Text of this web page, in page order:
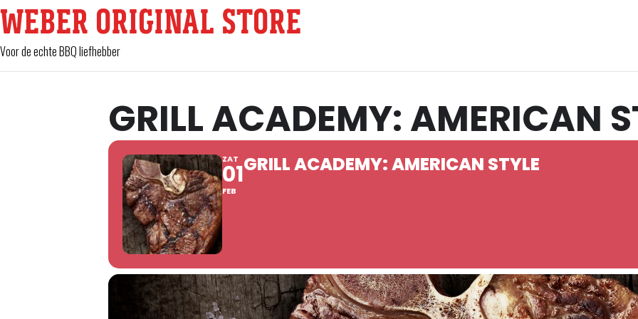
WEBER ORIGINAL STORE
Voor de echte BBQ liefhebber
GRILL ACADEMY: AMERICAN
ZAT
01
FEB
GRILL ACADEMY: AMERICAN STYLE